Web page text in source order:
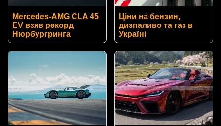
Mercedes-AMG CLA 45
EV взяв рекорд
Нюрбургринга
Ціни на бензин,
дизпаливо та газ в
Україні